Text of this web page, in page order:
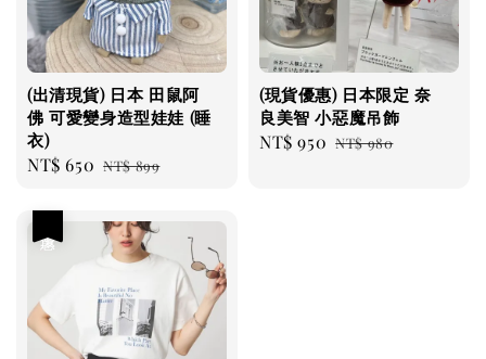
(出清現貨) 日本 田鼠阿
佛 可愛變身造型娃娃 (睡
衣)
Sale
NT$ 650 Regular
NT$ 899
(現貨優惠) 日本限定 奈
良美智 小惡魔吊飾
Sale
NT$ 950 Regular
NT$ 980